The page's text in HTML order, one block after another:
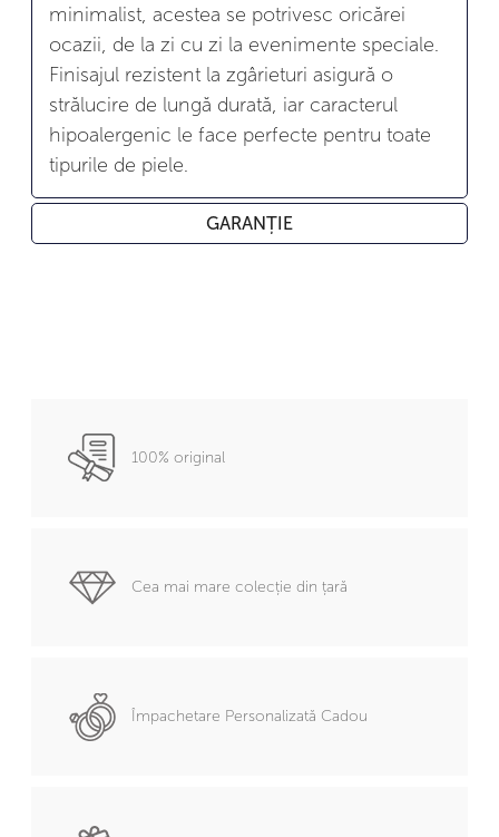
minimalist, acestea se potrivesc oricărei
ocazii, de la zi cu zi la evenimente speciale.
Finisajul rezistent la zgârieturi asigură o
strălucire de lungă durată, iar caracterul
hipoalergenic le face perfecte pentru toate
tipurile de piele.
GARANȚIE
100% original
Cea mai mare colecție din țară
Împachetare Personalizată Cadou